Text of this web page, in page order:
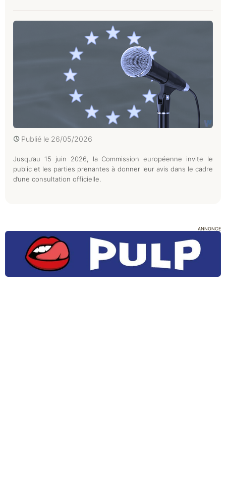
Publié le 26/05/2026
Jusqu’au 15 juin 2026, la Commission européenne invite le
public et les parties prenantes à donner leur avis dans le cadre
d’une consultation officielle.
ANNONCE